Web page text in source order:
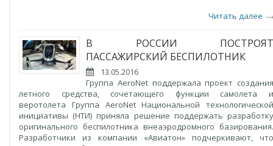
Читать далее
В РОССИИ ПОСТРОЯТ
ПАССАЖИРСКИЙ БЕСПИЛОТНИК
13.05.2016
Группа AeroNet поддержала проект создания
летного средства, сочетающего функции самолета и
веротолета Группа AeroNet Национальной технологической
инициативы (НТИ) приняла решение поддержать разработку
оригинального беспилотника внеаэродромного базирования.
Разработчики из компании «Авиатон» подчеркивают, что